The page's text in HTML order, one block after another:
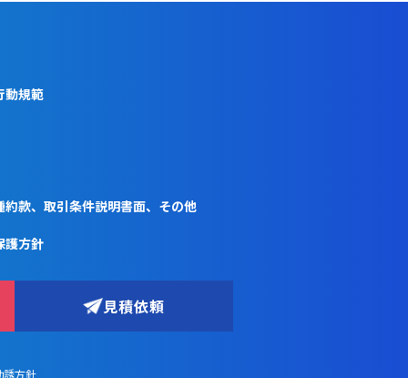
動規範
約款、取引条件説明書面、その他
護方針
見積依頼
誘方針